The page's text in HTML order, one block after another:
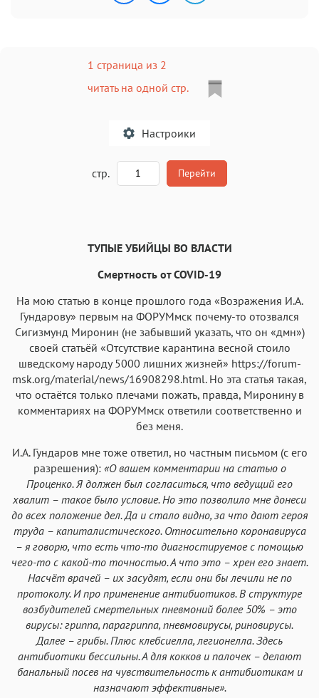
1 страница из 2
читать на одной стр.
Настроики
Аа
Roboto
Аа
Garamond
Аа
Fira Sans
Аа
Times
Аа
Iowan
Аа
San Francisco Аа
SF Serif Аа
New York
Аа
Courier
Аа
Courier New
Аа
Menlo
Аа
SF Mono
стр. Перейти
ТУПЫЕ УБИЙЦЫ ВО ВЛАСТИ
Смертность от COVID-19
На мою статью в конце прошлого года «Возражения И.А.
Гундарову» первым на ФОРУМмск почему-то отозвался
Сигизмунд Миронин (не забывший указать, что он «дмн»)
своей статьёй «Отсутствие карантина весной стоило
шведскому народу 5000 лишних жизней» https://forum-
msk.org/material/news/16908298.html. Но эта статья такая,
что остаётся только плечами пожать, правда, Миронину в
комментариях на ФОРУМмск ответили соответственно и
без меня.
И.А. Гундаров мне тоже ответил, но частным письмом (с его
разрешения): «О вашем комментарии на статью о
Проценко. Я должен был согласиться, что ведущий его
хвалит – такое было условие. Но это позволило мне донеси
до всех положение дел. Да и стало видно, за что дают героя
труда – капиталистического. Относительно коронавируса
– я говорю, что есть что-то диагностируемое с помощью
чего-то с какой-то точностью. А что это – хрен его знает.
Насчёт врачей – их засудят, если они бы лечили не по
протоколу. И про применение антибиотиков. В структуре
возбудителей смертельных пневмоний более 50% – это
вирусы: гриппа, парагриппа, пневмовирусы, риновирусы.
Далее – грибы. Плюс клебсиелла, легионелла. Здесь
антибиотики бессильны. А для кокков и палочек – делают
банальный посев на чувствительность к антибиотикам и
назначают эффективные».